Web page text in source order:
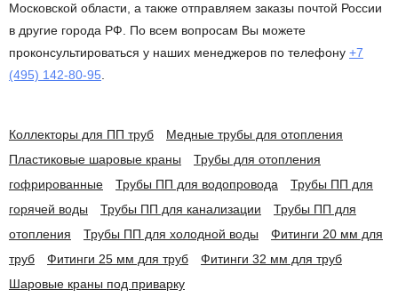
Московской области, а также отправляем заказы почтой России
в другие города РФ. По всем вопросам Вы можете
проконсультироваться у наших менеджеров по телефону +7
(495) 142-80-95
Коллекторы для ПП труб
Медные трубы для отопления
Пластиковые шаровые краны
Трубы для отопления
гофрированные
Трубы ПП для водопровода
Трубы ПП для
горячей воды
Трубы ПП для канализации
Трубы ПП для
отопления
Трубы ПП для холодной воды
Фитинги 20 мм для
труб
Фитинги 25 мм для труб
Фитинги 32 мм для труб
Шаровые краны под приварку